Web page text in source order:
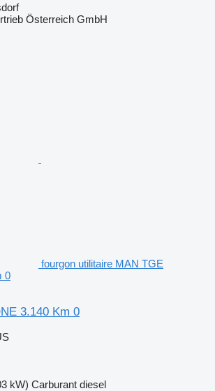
Österreich GmbH
fourgon utilitaire MAN TGE
0
3.140 Km 0
kW) Carburant diesel